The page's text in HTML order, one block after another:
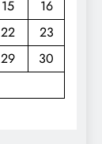
15
16
22
23
29
30